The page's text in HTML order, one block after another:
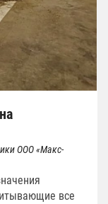
ООО «Макс-
все